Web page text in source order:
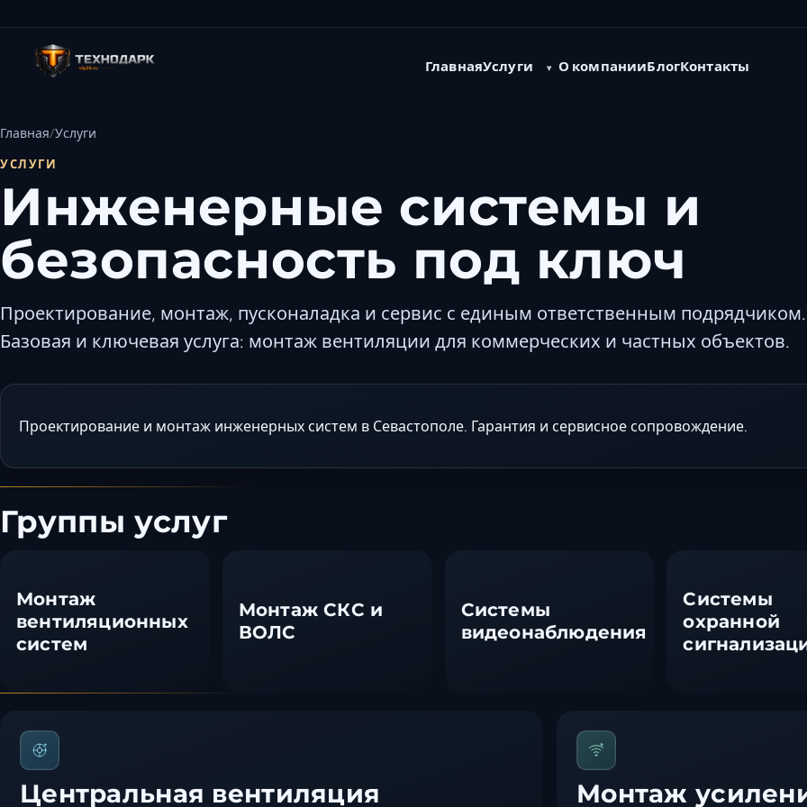
ГлавнаяУслуги О компанииБлогКонтакты
Главная Услуги
УСЛУГИ
Инженерные системы и
безопасность под ключ
Проектирование, монтаж, пусконаладка и сервис с единым ответственным подрядчиком.
Базовая и ключевая услуга: монтаж вентиляции для коммерческих и частных объектов.
Проектирование и монтаж инженерных систем в Севастополе. Гарантия и сервисное сопровождение.
Группы услуг
Монтаж
вентиляционных
систем
Монтаж СКС и
ВОЛС
Системы
видеонаблюдения
Системы
охранной
Центральная вентиляция Монтаж